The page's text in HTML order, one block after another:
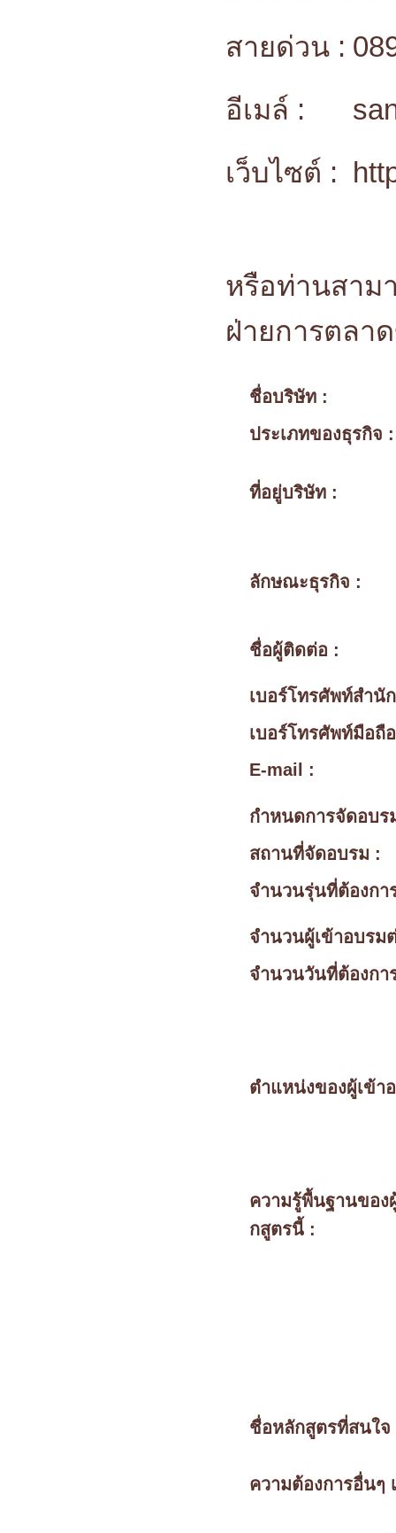
สายด่วน :
อีเมล์ :
เว็บไซต์ :
หรือท่านสาม
ฝ่ายการตลา
ชื่อบริษัท :
ประเภทของธุรกิจ :
ที่อยู่บริษัท :
ลักษณะธุรกิจ :
ชื่อผู้ติดต่อ :
เบอร์โทรศัพท์สำนั
เบอร์โทรศัพท์มือถื
E-mail :
กำหนดการจัดอบ
สถานที่จัดอบรม :
จำนวนรุ่นที่ต้องกา
จำนวนผู้เข้าอบรม
จำนวนวันที่ต้องก
ตำแหน่งของผู้เข้า
ความรู้พื้นฐานของ
กสูตรนี้ :
ชื่อหลักสูตรที่สนใจ
ความต้องการอื่นๆ